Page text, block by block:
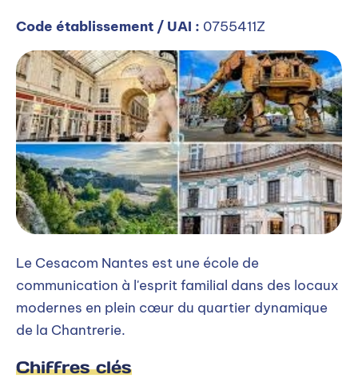
Code établissement / UAI : 0755411Z
Le Cesacom Nantes est une école de
communication à l'esprit familial dans des locaux
modernes en plein cœur du quartier dynamique
de la Chantrerie.
Chiffres clés